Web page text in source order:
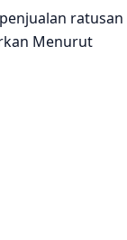
ratusan
Menurut